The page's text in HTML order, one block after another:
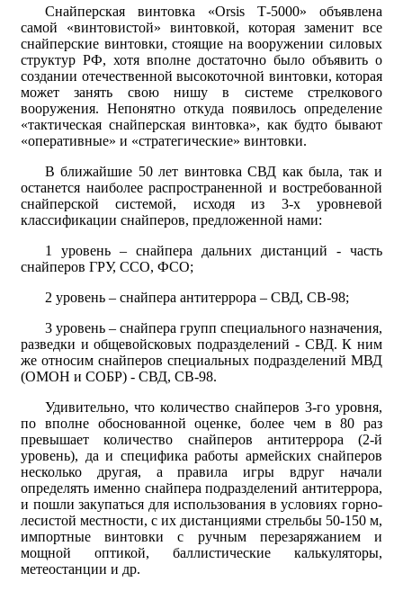
Снайперская винтовка «Orsis Т-5000» объявлена
самой «винтовистой» винтовкой, которая заменит все
снайперские винтовки, стоящие на вооружении силовых
структур РФ, хотя вполне достаточно было объявить о
создании отечественной высокоточной винтовки, которая
может занять свою нишу в системе стрелкового
вооружения. Непонятно откуда появилось определение
«тактическая снайперская винтовка», как будто бывают
«оперативные» и «стратегические» винтовки.
В ближайшие 50 лет винтовка СВД как была, так и
останется наиболее распространенной и востребованной
снайперской системой, исходя из 3-х уровневой
классификации снайперов, предложенной нами:
1 уровень – снайпера дальних дистанций - часть
снайперов ГРУ, ССО, ФСО;
2 уровень – снайпера антитеррора – СВД, СВ-98;
3 уровень – снайпера групп специального назначения,
разведки и общевойсковых подразделений - СВД. К ним
же относим снайперов специальных подразделений МВД
(ОМОН и СОБР) - СВД, СВ-98.
Удивительно, что количество снайперов 3-го уровня,
по вполне обоснованной оценке, более чем в 80 раз
превышает количество снайперов антитеррора (2-й
уровень), да и специфика работы армейских снайперов
несколько другая, а правила игры вдруг начали
определять именно снайпера подразделений антитеррора,
и пошли закупаться для использования в условиях горно-
лесистой местности, с их дистанциями стрельбы 50-150 м,
импортные винтовки с ручным перезаряжанием и
мощной оптикой, баллистические калькуляторы,
метеостанции и др.